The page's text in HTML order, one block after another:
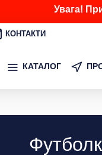
Увага!
КОНТАКТИ
КАТАЛОГ